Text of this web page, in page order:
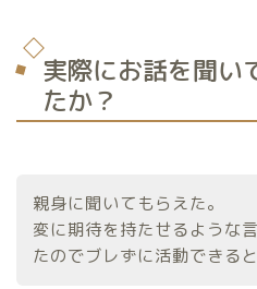
実際にお話を聞い
たか？
親身に聞いてもらえた。
変に期待を持たせるような
たのでブレずに活動できると